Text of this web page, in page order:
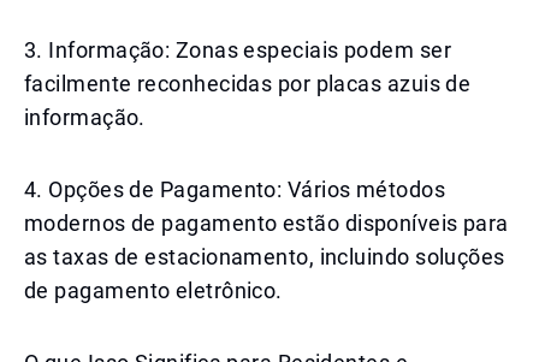
3. Informação: Zonas especiais podem ser
facilmente reconhecidas por placas azuis de
informação.
4. Opções de Pagamento: Vários métodos
modernos de pagamento estão disponíveis para
as taxas de estacionamento, incluindo soluções
de pagamento eletrônico.